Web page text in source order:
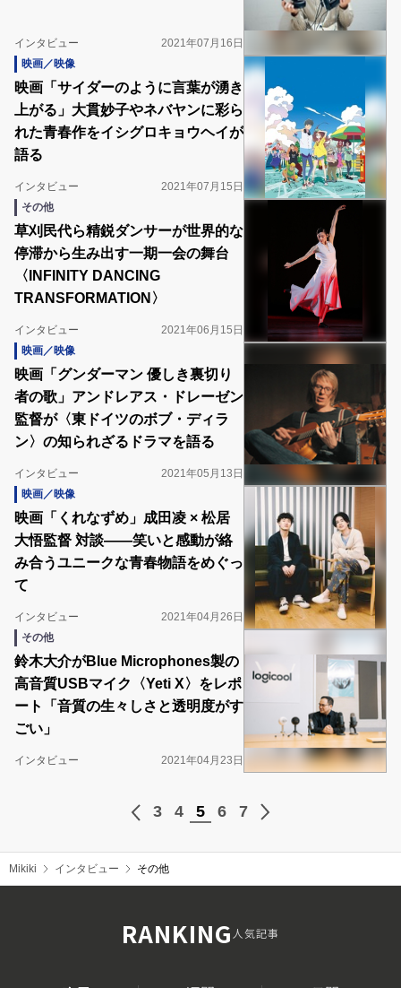
インタビュー
2021年07月16日
映画／映像
映画「サイダーのように言葉が湧き
上がる」大貫妙子やネバヤンに彩ら
れた青春作をイシグロキョウヘイが
語る
インタビュー
2021年07月15日
その他
草刈民代ら精鋭ダンサーが世界的な
停滞から生み出す一期一会の舞台
〈INFINITY DANCING
TRANSFORMATION〉
インタビュー
2021年06月15日
映画／映像
映画「グンダーマン 優しき裏切り
者の歌」アンドレアス・ドレーゼン
監督が〈東ドイツのボブ・ディラ
ン〉の知られざるドラマを語る
インタビュー
2021年05月13日
映画／映像
映画「くれなずめ」成田凌 × 松居
大悟監督 対談――笑いと感動が絡
み合うユニークな青春物語をめぐっ
て
インタビュー
2021年04月26日
その他
鈴木大介がBlue Microphones製の
高音質USBマイク〈Yeti X〉をレポ
ート「音質の生々しさと透明度がす
ごい」
インタビュー 2021年04月23日
3 4 5 6 7
Mikiki インタビュー その他
RANKING人気記事